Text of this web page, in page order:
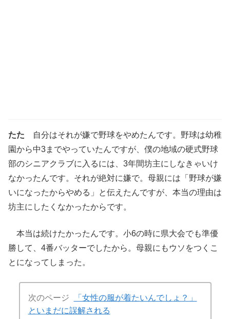
たた 自分はそれが嫌で野球をやめたんです。野球は幼稚
園から中3までやっていたんですが、僕の地域の硬式野球
部のシニアクラブに入るには、3年間坊主にしなきゃいけ
なかったんです。それが絶対に嫌で。母親には「野球が嫌
いになったからやめる」と伝えたんですが、本当の理由は
坊主にしたくなかったからです。
本当は続けたかったんです。小6の時に県大会でも準優
勝して、4番バッターでしたから。母親にもウソをつくこ
とになってしまった。
次のページ
「女性の服が着たいんでしょ？」
といまだに誤解される